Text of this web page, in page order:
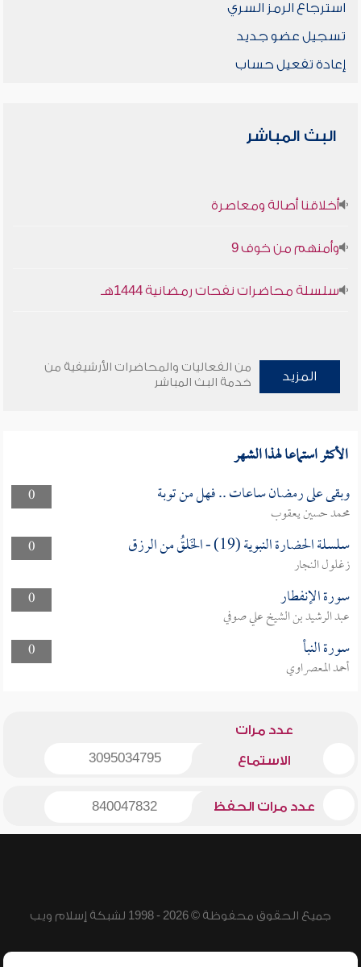
استرجاع الرمز السري
تسجيل عضو جديد
إعادة تفعيل حساب
البث المباشر
أخلاقنا أصالة ومعاصرة
وأمنهم من خوف 9
سلسلة محاضرات نفحات رمضانية 1444هـ
المزيد
من الفعاليات والمحاضرات الأرشيفية من
خدمة البث المباشر
الأكثر استماعا لهذا الشهر
0 وبقى على رمضان ساعات .. فهل من توبة
محمد حسين يعقوب
0
سلسلة الحضارة النبوية (19) - الخَلقُ من الرزق
زغلول النجار
0
سورة الإنفطار
عبد الرشيد بن الشيخ علي صوفي
0
سورة النبأ
أحمد المعصراوي
عدد مرات
الاستماع 3095034795
عدد مرات الحفظ 840047832
جميع الحقوق محفوظة © 2026 - 1998 لشبكة إسلام ويب